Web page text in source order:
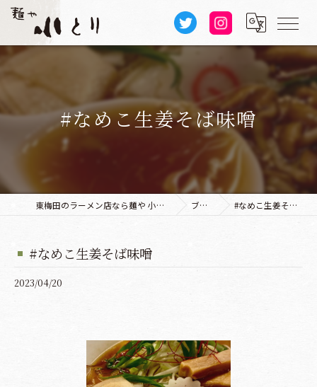
#なめこ生姜そば味噌
東梅田のラーメン店なら麺や 小とり 本店 ブログ #なめこ生姜そば味噌
#なめこ生姜そば味噌
2023/04/20